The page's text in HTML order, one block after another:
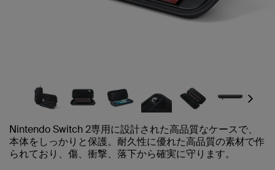
Next
Nintendo Switch 2専用に設計された高品質なケースで、
本体をしっかりと保護。耐久性に優れた高品質の素材で作
られており、傷、衝撃、落下から確実に守ります。